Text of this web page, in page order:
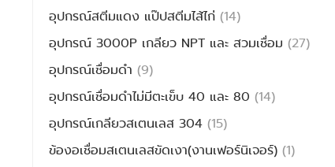
อุปกรณ์สตีมแดง แป๊ปสตีมไส้ไก่(14)
อุปกรณ์ 3000P เกลียว NPT และ สวมเชื่อม(27)
อุปกรณ์เชื่อมดำ(9)
อุปกรณ์เชื่อมดำไม่มีตะเข็บ 40 และ 80(14)
อุปกรณ์เกลียวสเตนเลส 304(15)
ข้องอเชื่อมสเตนเลสขัดเงา(งานเฟอร์นิเจอร์)(1)